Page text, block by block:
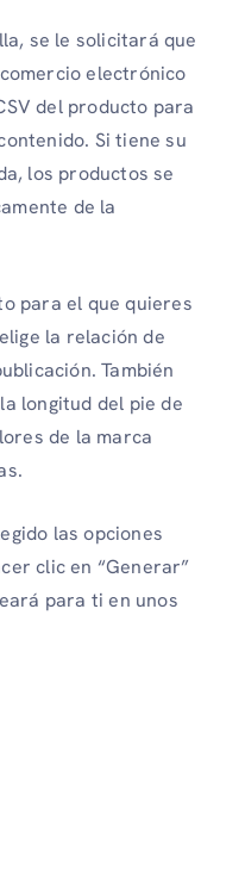
se le solicitará que
electrónico
del producto para
Si tiene su
los productos se
de la
para el que quieres
la relación de
También
longitud del pie de
de la marca
las opciones
clic en “Generar”
para ti en unos